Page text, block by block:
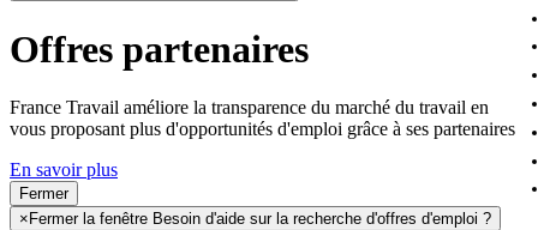
Offres partenaires
France Travail améliore la transparence du marché du travail en
vous proposant plus d'opportunités d'emploi grâce à ses partenaires
En savoir plus
Fermer
× Fermer la fenêtre Besoin d'aide sur la recherche d'offres d'emploi ?